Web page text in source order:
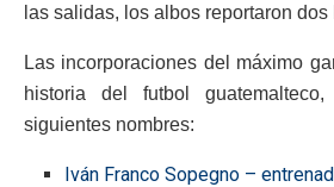
las salidas, los albos reportaron dos
Las incorporaciones del máximo
historia del futbol
siguientes nombres:
Iván Franco Sopegno –